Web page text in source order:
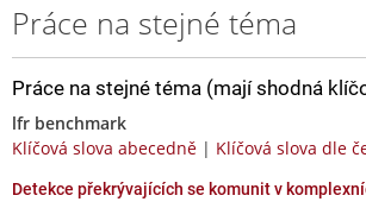
Práce na stejné téma
Práce na stejné téma (mají shodná
lfr benchmark
Klíčová slova abecedně | Klíčová slova dle
Detekce překrývajících se komunit v